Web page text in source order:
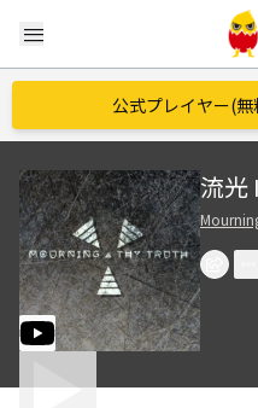
menu
公式プレイヤー(
流